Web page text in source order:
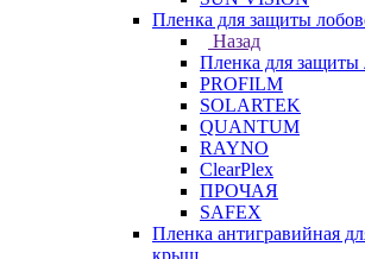
Пленка для защиты
Назад
Пленка для защиты
PROFILM
SOLARTEK
QUANTUM
RAYNO
ClearPlex
ПРОЧАЯ
SAFEX
Пленка антигравийная
крыш